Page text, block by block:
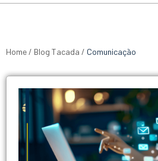
Home / Blog Tacada / Comunicação